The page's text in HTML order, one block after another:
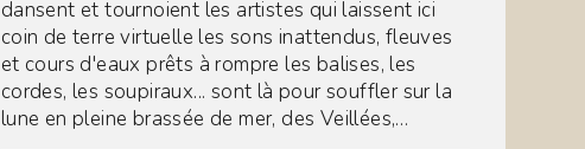
dansent et tournoient les artistes qui laissent ici
coin de terre virtuelle les sons inattendus, fleuves
et cours d'eaux prêts à rompre les balises, les
cordes, les soupiraux... sont là pour souffler sur la
lune en pleine brassée de mer, des Veillées,…